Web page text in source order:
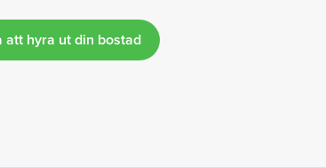
att hyra ut din bostad